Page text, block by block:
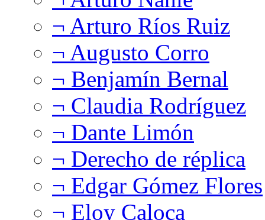
¬ Arturo Ríos Ruiz
¬ Augusto Corro
¬ Benjamín Bernal
¬ Claudia Rodríguez
¬ Dante Limón
¬ Derecho de réplica
¬ Edgar Gómez Flores
¬ Eloy Caloca